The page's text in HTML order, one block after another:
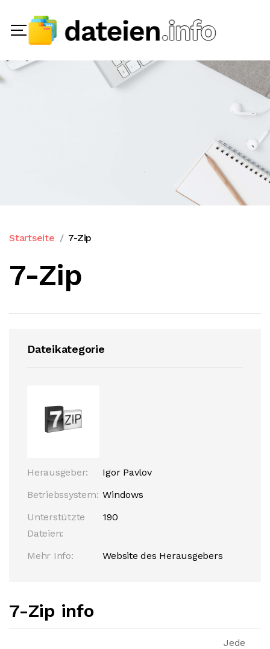
Startseite 7-Zip
7-Zip
Dateikategorie
Herausgeber:
Igor Pavlov
Betriebssystem: Windows
Unterstützte
Dateien:
190
Mehr Info: Website des Herausgebers
7-Zip info
Jede